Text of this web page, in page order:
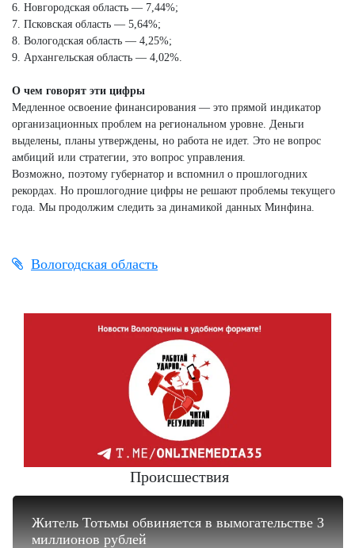
6. Новгородская область — 7,44%;
7. Псковская область — 5,64%;
8. Вологодская область — 4,25%;
9. Архангельская область — 4,02%.
О чем говорят эти цифры
Медленное освоение финансирования — это прямой индикатор
организационных проблем на региональном уровне. Деньги
выделены, планы утверждены, но работа не идет. Это не вопрос
амбиций или стратегии, это вопрос управления.
Возможно, поэтому губернатор и вспомнил о прошлогодних
рекордах. Но прошлогодние цифры не решают проблемы текущего
года. Мы продолжим следить за динамикой данных Минфина.
Вологодская область
Происшествия
Житель Тотьмы обвиняется в вымогательстве 3
миллионов рублей